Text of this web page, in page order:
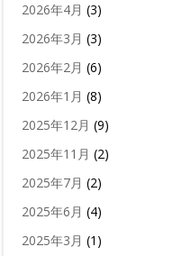
2026年4月 (3)
2026年3月 (3)
2026年2月 (6)
2026年1月 (8)
2025年12月 (9)
2025年11月 (2)
2025年7月 (2)
2025年6月 (4)
2025年3月 (1)